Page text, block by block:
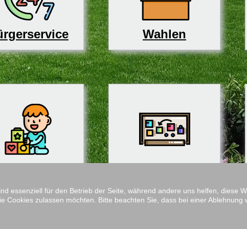
Wahlen
essenziell für den Betrieb der Seite, während andere uns helfen, diese
Cookies zulassen möchten. Bitte beachten Sie, dass bei einer